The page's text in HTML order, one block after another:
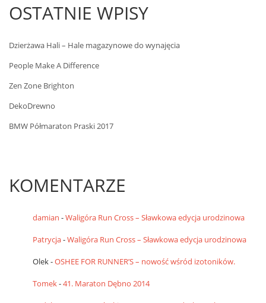
OSTATNIE WPISY
Dzierżawa Hali – Hale magazynowe do wynajęcia
People Make A Difference
Zen Zone Brighton
DekoDrewno
BMW Półmaraton Praski 2017
KOMENTARZE
damian -Waligóra Run Cross – Sławkowa edycja urodzinowa
Patrycja-Waligóra Run Cross – Sławkowa edycja urodzinowa
Olek-OSHEE FOR RUNNER’S – nowość wśród izotoników.
Tomek-41. Maraton Dębno 2014